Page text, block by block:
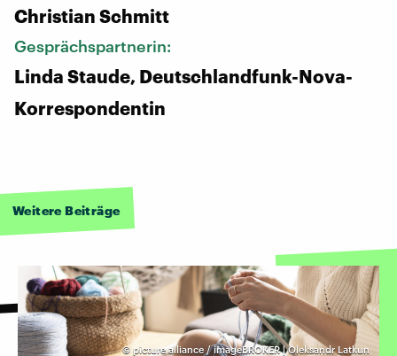
Christian Schmitt
Gesprächspartnerin:
Linda Staude, Deutschlandfunk-Nova-
Korrespondentin
Weitere Beiträge
© picture alliance / imageBROKER | Oleksandr Latkun